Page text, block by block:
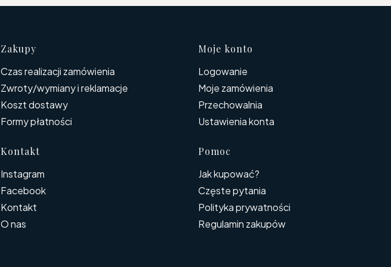
Linki w stopce
Zakupy
Czas realizacji zamówienia
Zwroty/wymiany i reklamacje
Koszt dostawy
Formy płatności
Moje konto
Logowanie
Moje zamówienia
Przechowalnia
Ustawienia konta
Kontakt
Instagram
Facebook
Kontakt
O nas
Pomoc
Jak kupować?
Częste pytania
Polityka prywatności
Regulamin zakupów